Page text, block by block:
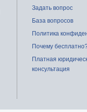
Задать вопрос
База вопросов
Политика
Почему
Платная
консультация